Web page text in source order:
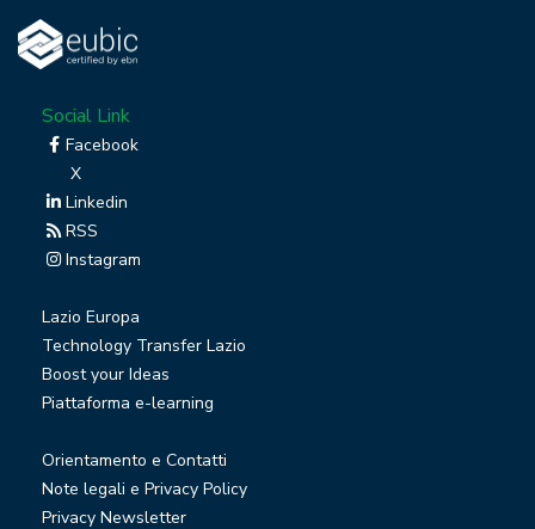
Social Link
Facebook
X
Linkedin
RSS
Instagram
Lazio Europa
Technology Transfer Lazio
Boost your Ideas
Piattaforma e-learning
Orientamento e Contatti
Note legali e Privacy Policy
Privacy Newsletter